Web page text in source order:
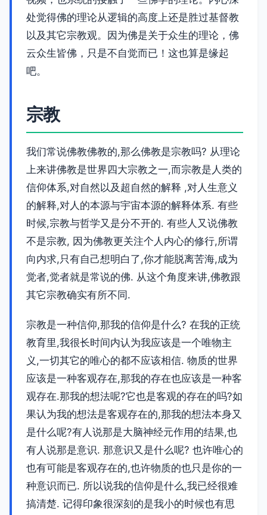
处觉得佛的理论从逻辑的高度上还是胜过基督教
以及其它宗教观。因为佛是关于众生的理论，佛
云众生皆佛，只是不自觉而已！这也算是缘起
吧。
宗教
我们常说佛教佛教的,那么佛教是宗教吗? 从理论
上来讲佛教是世界四大宗教之一,而宗教是人类的
信仰体系,对自然以及超自然的解释 ,对人生意义
的解释,对人的本源与宇宙本源的解释体系. 有些
时候,宗教与哲学又是分不开的. 有些人又说佛教
不是宗教, 因为佛教更关注个人内心的修行,所谓
向内求,只有自己想明白了,你才能脱离苦海,成为
觉者,觉者就是常说的佛. 从这个角度来讲,佛教跟
其它宗教确实有所不同.
宗教是一种信仰,那我的信仰是什么? 在我的正统
教育里,我很长时间内认为我应该是一个唯物主
义,一切其它的唯心的都不应该相信. 物质的世界
应该是一种客观存在,那我的存在也应该是一种客
观存在.那我的想法呢?它也是客观的存在的吗?如
果认为我的想法是客观存在的,那我的想法本身又
是什么呢?有人说那是大脑神经元作用的结果,也
有人说那是意识. 那意识又是什么呢? 也许唯心的
也有可能是客观存在的,也许物质的也只是你的一
种意识而已. 所以说我的信仰是什么,我已经很难
搞清楚. 记得印象很深刻的是我小的时候也有思